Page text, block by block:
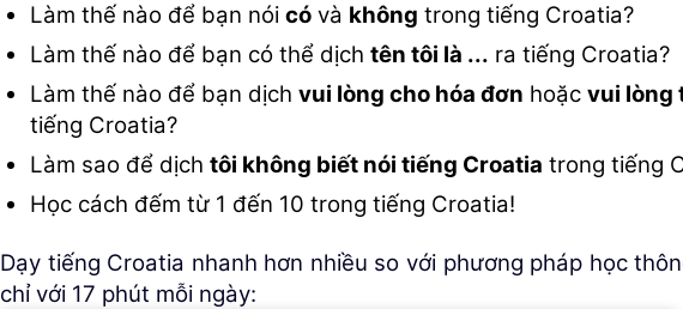
Làm thế nào để bạn nói có và không trong tiếng Croatia?
Làm thế nào để bạn có thể dịch tên tôi là ... ra tiếng Croatia?
Làm thế nào để bạn dịch vui lòng cho hóa đơn hoặc vui lòng
tiếng Croatia?
Làm sao để dịch tôi không biết nói tiếng Croatia trong tiếng
Học cách đếm từ 1 đến 10 trong tiếng Croatia!
Dạy tiếng Croatia nhanh hơn nhiều so với phương pháp học
chỉ với 17 phút mỗi ngày: